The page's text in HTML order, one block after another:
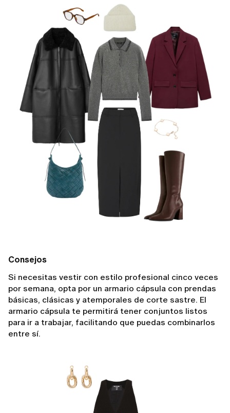
Consejos
Si necesitas vestir con estilo profesional cinco veces
por semana, opta por un armario cápsula con prendas
básicas, clásicas y atemporales de corte sastre. El
armario cápsula te permitirá tener conjuntos listos
para ir a trabajar, facilitando que puedas combinarlos
entre sí.